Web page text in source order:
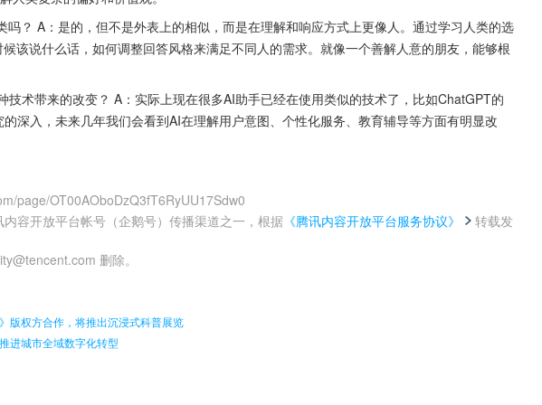
吗？ A：是的，但不是外表上的相似，而是在理解和响应方式上更像人。通过学习人类的选
该说什么话，如何调整回答风格来满足不同人的需求。就像一个善解人意的朋友，能够根
技术带来的改变？ A：实际上现在很多AI助手已经在使用类似的技术了，比如ChatGPT的
深入，未来几年我们会看到AI在理解用户意图、个性化服务、教育辅导等方面有明显改
page/OT00AOboDzQ3fT6RyUU17Sdw0
容开放平台帐号（企鹅号）传播渠道之一，根据 《腾讯内容开放平台服务协议》
转载发
删除。
版权方合作，将推出沉浸式科普展览
进城市全域数字化转型